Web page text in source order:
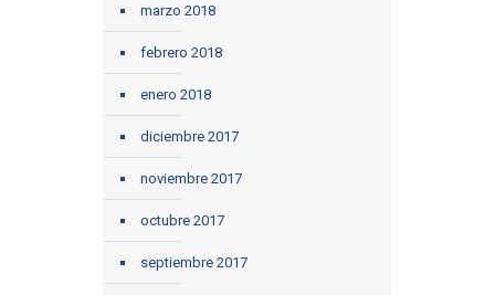
marzo 2018
febrero 2018
enero 2018
diciembre 2017
noviembre 2017
octubre 2017
septiembre 2017